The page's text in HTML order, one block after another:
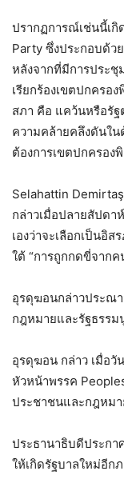
ปรากฏการณ์เช่นนี้เ
Party ซึ่งประกอบด้ว
หลังจากที่มีการประชุ
เรียกร้องเขตปกครอ
สภา คือ แคว้นหรือรัฐ
ความคล้ายคลึงดันใ
ต้องการเขตปกครอง
Selahattin
กล่าวเมื่อปลายสัปดา
เองว่าจะเลือกเป็นอิ
ใต้ “การถูกกดขี่จากค
อุรดุฆอนกล่าวประณ
กฎหมายและรัฐธรร
อุรดุฆอน กล่าว เมื่อวั
หัวหน้าพรรค
ประชาชนและกฎหม
ประธานาธิบดีประกา
ให้เกิดรัฐบาลใหม่อีก